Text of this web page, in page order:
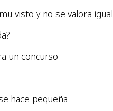
visto y no se valora igual
un concurso
hace pequeña